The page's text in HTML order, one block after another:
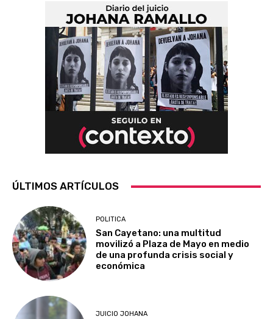
ÚLTIMOS ARTÍCULOS
POLITICA
San Cayetano: una multitud
movilizó a Plaza de Mayo en medio
de una profunda crisis social y
económica
JUICIO JOHANA